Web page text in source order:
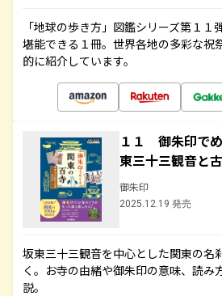
「地球の歩き方」図鑑シリーズ第１
堪能できる１冊。世界各地の多彩な祝
的に紹介しています。
１１ 御朱印で
東三十三観音と
御朱印
2025.12.19 発売
坂東三十三観音を中心とした関東の名
く。お寺の由緒や御朱印の意味、読み
説。